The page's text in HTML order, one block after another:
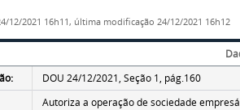
12/2021 16h11, última modificação 24/12/2021 16h12
DOU 24/12/2021, Seção 1, pág.160
Autoriza a operação de sociedade